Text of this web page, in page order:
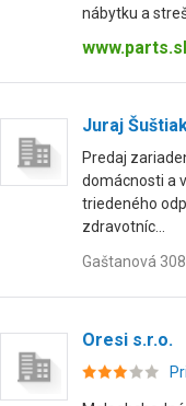
nábytku a
Juraj
Predaj
domácnosti a
triedeného
zdravotníc...
Gaštanová
Oresi s.r.o.